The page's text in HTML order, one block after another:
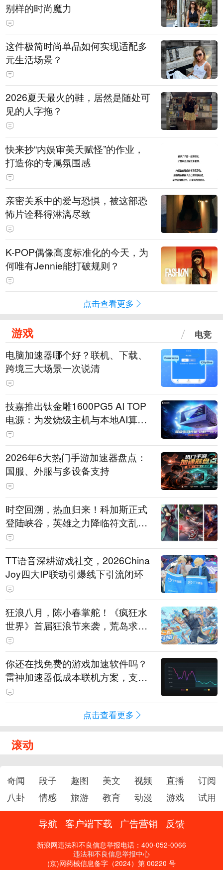
别样的时尚魔力
这件极简时尚单品如何实现适配多
元生活场景？
2026夏天最火的鞋，居然是随处可
见的人字拖？
快来抄“内娱审美天赋怪”的作业，
打造你的专属氛围感
亲密关系中的爱与恐惧，被这部恐
怖片诠释得淋漓尽致
K-POP偶像高度标准化的今天，为
何唯有Jennie能打破规则？
点击查看更多
游戏 电竞
电脑加速器哪个好？联机、下载、
跨境三大场景一次说清
技嘉推出钛金雕1600PG5 AI TOP
电源：为发烧级主机与本地AI算力
打造旗舰供电方案
2026年6大热门手游加速器盘点：
国服、外服与多设备支持
时空回溯，热血归来！科加斯正式
登陆峡谷，英雄之力降临符文乱
斗！
TT语音深耕游戏社交，2026China
Joy四大IP联动引爆线下引流闭环
狂浪八月，陈小春掌舵！《疯狂水
世界》首届狂浪节来袭，荒岛求生
直播即将开启
你还在找免费的游戏加速软件吗？
雷神加速器低成本联机方案，支持
免费试用
点击查看更多
滚动
奇闻 段子 趣图 美文 视频 直播
订阅
八卦
情感 旅游 教育 动漫 游戏 试用
导航 客户端下载 广告营销 反馈
新浪网违法和不良信息举报电话：400-052-0066
违法和不良信息举报中心
(京)网药械信息备字（2024）第 00220 号